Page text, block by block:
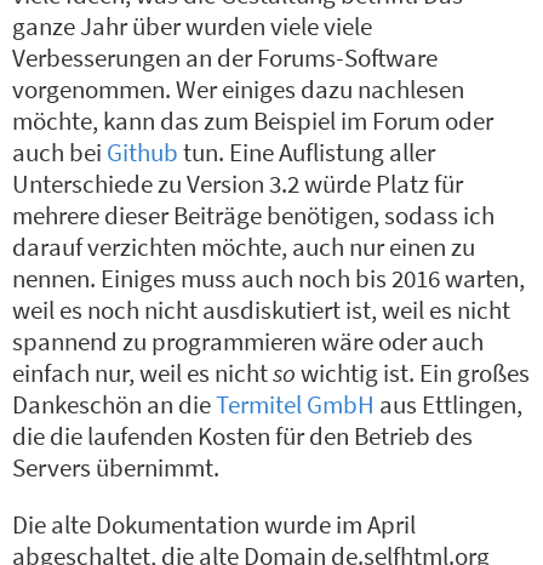
ganze Jahr über wurden viele viele
Verbesserungen an der Forums-Software
vorgenommen. Wer einiges dazu nachlesen
möchte, kann das zum Beispiel im Forum oder
auch bei Githubtun. Eine Auflistung aller
Unterschiede zu Version 3.2 würde Platz für
mehrere dieser Beiträge benötigen, sodass ich
darauf verzichten möchte, auch nur einen zu
nennen. Einiges muss auch noch bis 2016 warten,
weil es noch nicht ausdiskutiert ist, weil es nicht
spannend zu programmieren wäre oder auch
einfach nur, weil es nichtsowichtig ist. Ein großes
Dankeschön an dieTermitel GmbH aus Ettlingen,
die die laufenden Kosten für den Betrieb des
Servers übernimmt.
Die alte Dokumentation wurde im April
abgeschaltet, die alte Domain de.selfhtml.org